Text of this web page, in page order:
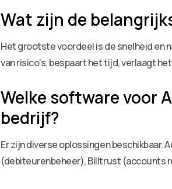
Wat zijn de
Het grootste voordeel is de snelheid en
van risico’s, bespaart het tijd, verlaagt
Welke software voor
bedrijf?
Er zijn diverse oplossingen
(debiteurenbeheer), Billtrust (accounts